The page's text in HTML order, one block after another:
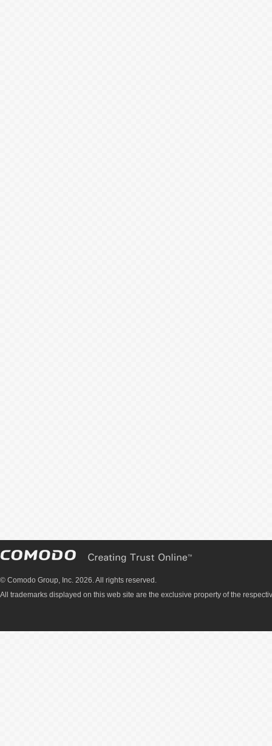
© Comodo Group, Inc. 2026. All rights reserved.
All trademarks displayed on this web site are the exclusive property of the